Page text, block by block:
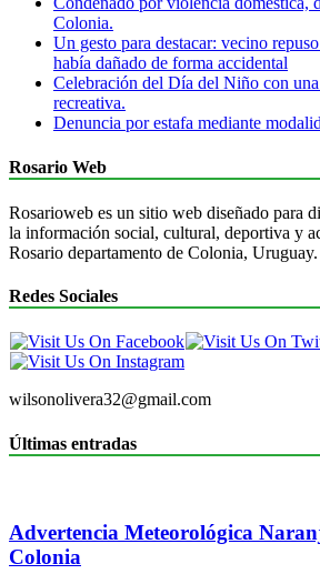
Colonia.
Un gesto para destacar: vecino
había dañado de forma accidental
Celebración del Día del Niño con
recreativa.
Denuncia por estafa mediante
Rosario Web
Rosarioweb es un sitio web diseñado para
la información social, cultural, deportiva y
Rosario departamento de Colonia, Uruguay.
Redes Sociales
wilsonolivera32@gmail.com
Últimas entradas
Advertencia Meteorológica
Colonia